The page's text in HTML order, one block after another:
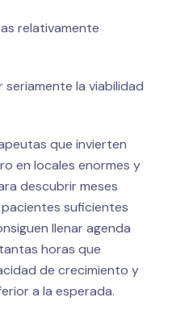
relativamente
la viabilidad
que invierten
en locales enormes y
descubrir meses
suficientes
llenar agenda
horas que
de crecimiento y
a la esperada.